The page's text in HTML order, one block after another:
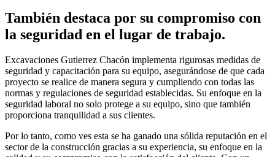
También destaca por su compromiso con
la seguridad en el lugar de trabajo.
Excavaciones Gutierrez Chacón implementa rigurosas medidas de
seguridad y capacitación para su equipo, asegurándose de que cada
proyecto se realice de manera segura y cumpliendo con todas las
normas y regulaciones de seguridad establecidas. Su enfoque en la
seguridad laboral no solo protege a su equipo, sino que también
proporciona tranquilidad a sus clientes.
Por lo tanto, como ves esta se ha ganado una sólida reputación en el
sector de la construcción gracias a su experiencia, su enfoque en la